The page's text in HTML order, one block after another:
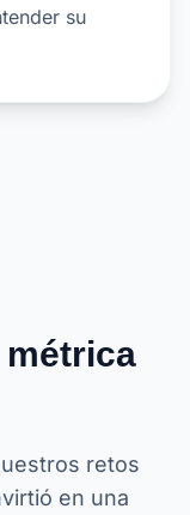
su
métrica
retos
en una